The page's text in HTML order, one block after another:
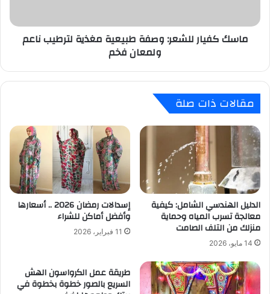
ولمعان
فخمماسك كفيار للشعر: وصفة طبيعية مغذية لترطيب ناعم
ولمعان فخم
مقالات ذات صلة
الدليل الهندسي الشامل: كيفية
معالجة تسرب المياه وحماية
منزلك من التلف الصامت
14 مايو، 2026
إسدالات رمضان 2026 .. أسعارها
وأفضل أماكن للشراء
11 فبراير، 2026
طريقة عمل الكرواسون الهش
السريع بالصور خطوة بخطوة في